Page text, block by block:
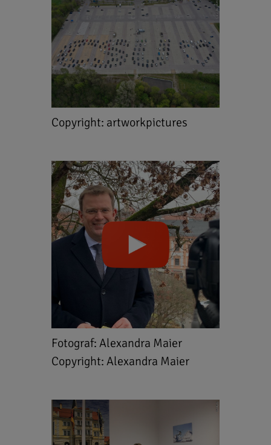
Copyright: artworkpictures
Fotograf: Alexandra Maier
Copyright: Alexandra Maier